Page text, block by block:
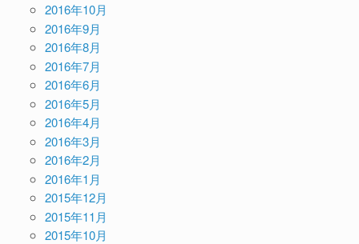
2016年10月
2016年9月
2016年8月
2016年7月
2016年6月
2016年5月
2016年4月
2016年3月
2016年2月
2016年1月
2015年12月
2015年11月
2015年10月